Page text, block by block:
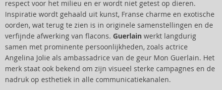
respect voor het milieu en er wordt niet getest op dieren.
Inspiratie wordt gehaald uit kunst, Franse charme en exotische
oorden, wat terug te zien is in originele samenstellingen en de
verfijnde afwerking van flacons. Guerlain werkt langdurig
samen met prominente persoonlijkheden, zoals actrice
Angelina Jolie als ambassadrice van de geur Mon Guerlain. Het
merk staat ook bekend om zijn visueel sterke campagnes en de
nadruk op esthetiek in alle communicatiekanalen.